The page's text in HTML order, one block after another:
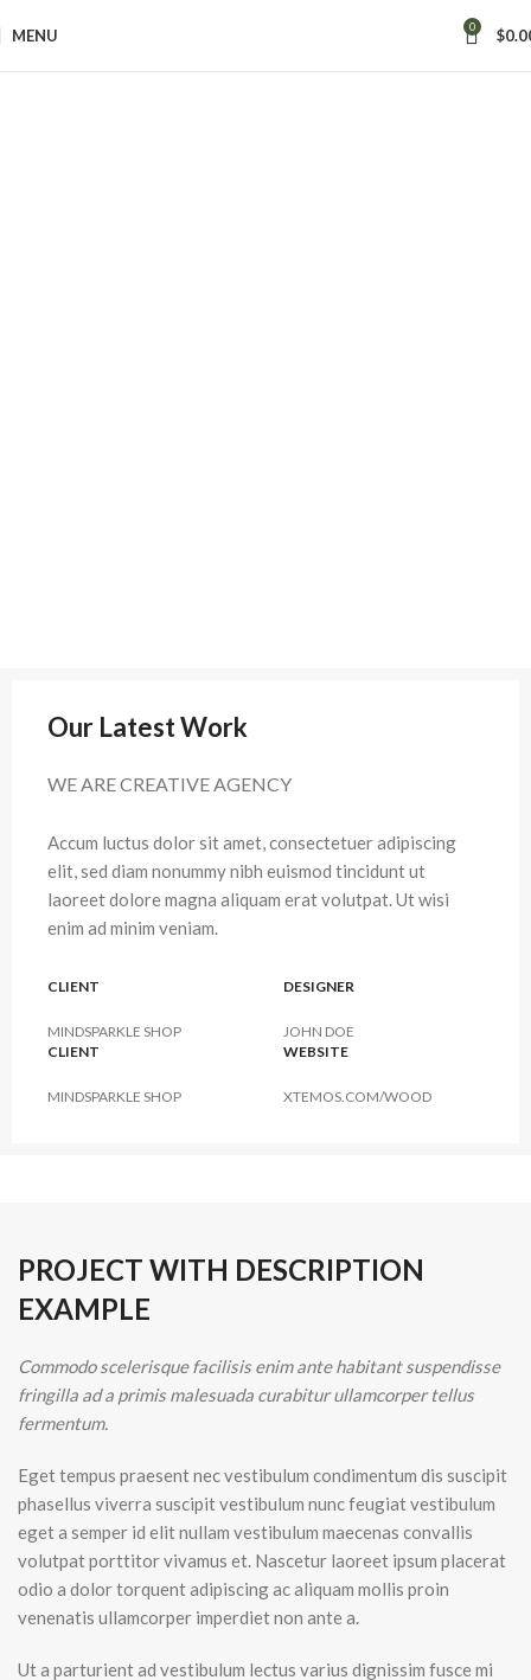
MENU 0 $
Our Latest Work
WE ARE CREATIVE AGENCY
Accum luctus dolor sit amet, consectetuer adipiscing
elit, sed diam nonummy nibh euismod tincidunt ut
laoreet dolore magna aliquam erat volutpat. Ut wisi
enim ad minim veniam.
CLIENT
MINDSPARKLE SHOP
DESIGNER
JOHN DOE
CLIENT
MINDSPARKLE SHOP
WEBSITE
XTEMOS.COM/WOOD
PROJECT WITH DESCRIPTION
EXAMPLE
Commodo scelerisque facilisis enim ante habitant suspendisse
fringilla ad a primis malesuada curabitur ullamcorper tellus
fermentum.
Eget tempus praesent nec vestibulum condimentum dis suscipit
phasellus viverra suscipit vestibulum nunc feugiat vestibulum
eget a semper id elit nullam vestibulum maecenas convallis
volutpat porttitor vivamus et. Nascetur laoreet ipsum placerat
odio a dolor torquent adipiscing ac aliquam mollis proin
venenatis ullamcorper imperdiet non ante a.
Ut a parturient ad vestibulum lectus varius dignissim fusce mi